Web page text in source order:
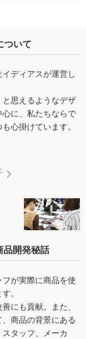
じています。
ついて
ディアスが運営し
思えるようなデザ
に、私たちならで
心掛けています。
品開発秘話
フが実際に商品を使
。
にも貢献。また、
商品の背景にある
タッフ、メーカ